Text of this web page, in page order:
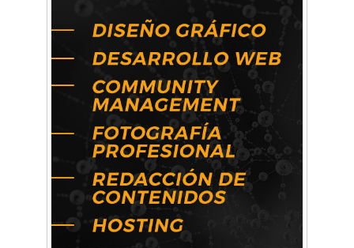
Artística ApasionArte
Artística Veral
BAIC Ramos Mejía
Brisé Estudio de Danzas